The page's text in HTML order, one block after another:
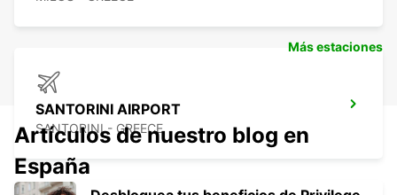
SANTORINI AIRPORT
SANTORINI - GREECE
Más estaciones
Artículos de nuestro blog en
España